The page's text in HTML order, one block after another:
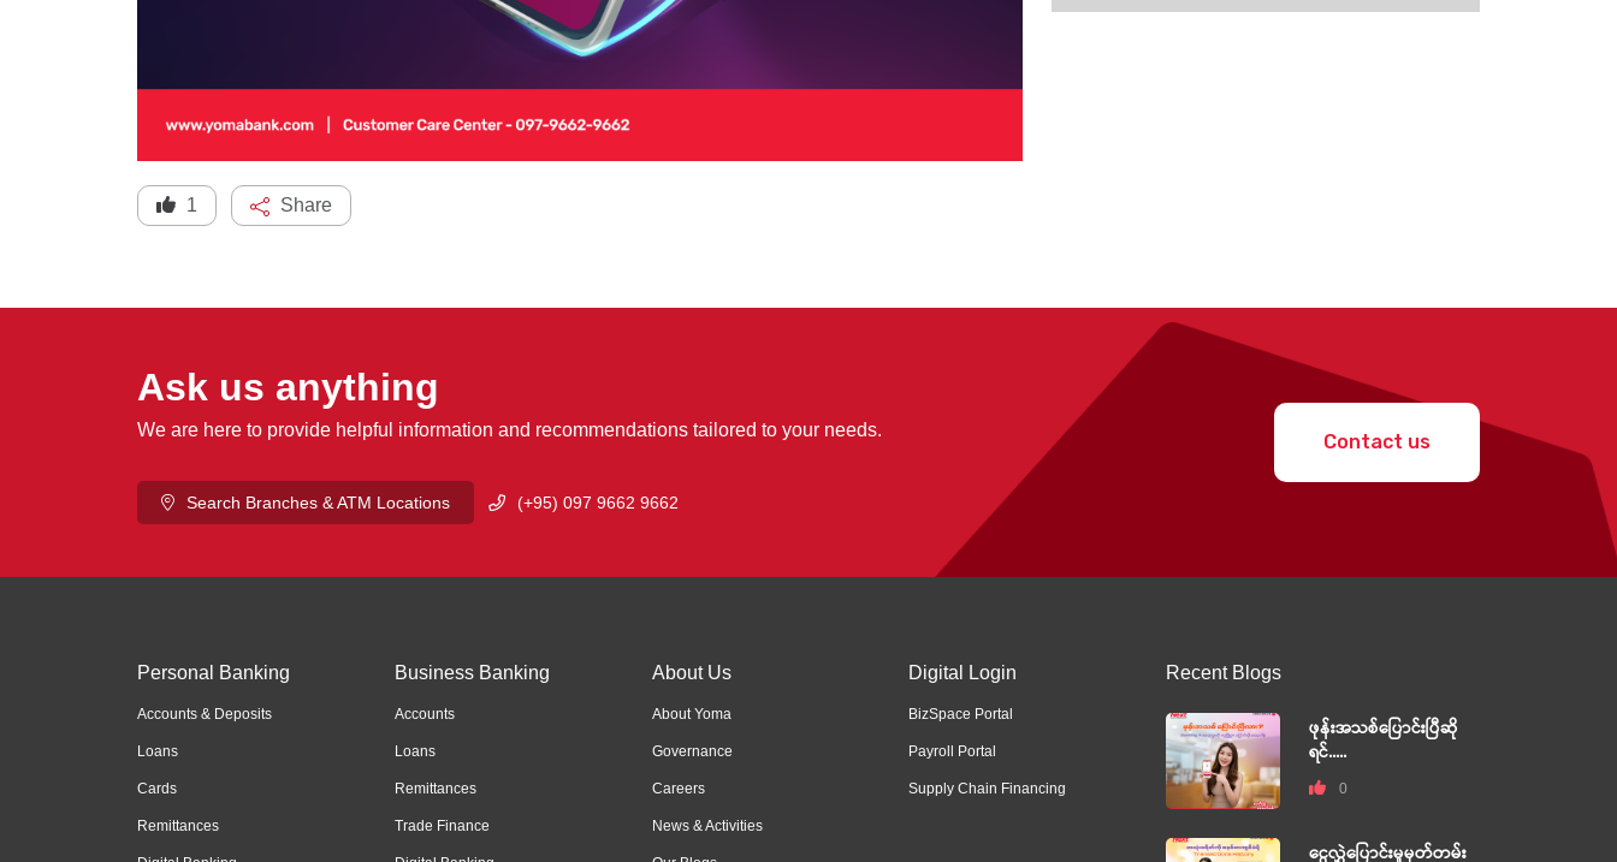
1 Share
Ask us anything
We are here to provide helpful information and recommendations tailored to your needs.
Search Branches & ATM Locations (+95) 097 9662 9662
Contact us
Personal Banking
Accounts & Deposits
Loans
Cards
Remittances
Business Banking
Accounts
Loans
Remittances
Trade Finance
About Us
About Yoma
Governance
Careers
News & Activities
Digital Login
BizSpace Portal
Payroll Portal
Supply Chain Financing
Recent Blogs
ဖုန်းအသစ်ပြောင်းပြီဆို
ရင်.....
0
ငွေလွှဲပြောင်းမှုမှတ်တမ်း